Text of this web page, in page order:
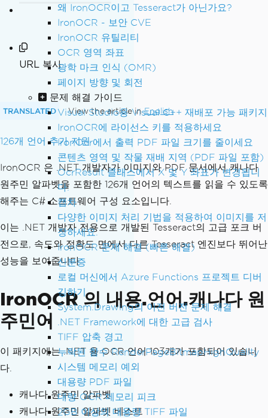
왜 IronOCR이고 Tesseract가 아닌가요?
IronOCR - 보안 CVE
IronOCR 유틸리티
OCR 영역 좌표
광학 마크 인식 (OMR)
페이지 방향 및 회전
문제 해결 가이드
Visual Studio용 Visual C++ 재배포 가능 패키지
IronOCR에 라이선스 키를 적용하세요
IronOcr에서 출력 PDF 파일 크기를 줄이세요
콘텐츠 영역 및 작물 재배 지역 (PDF 파일 포함)
OcrResult 클래스에서 X 및 Y 좌표가 변경됩니
다.
캡차
다양한 이미지 처리 기법을 적용하여 이미지를 저
장하세요.
IronOCR 문제 해결 (빠른 해결)
신분증
로컬 머신에서 Azure Functions 프로젝트 디버
깅하기
System.Drawing의 이전 버전 문제 해결
.NET Framework에 대한 고급 검사
TIFF 압축 경고
누락된 함수 RenderPageBitmapHighQuality
시스템 메모리 예외
대용량 PDF 파일
대량 OCR 메모리 피크
2GB 이상의 대용량 TIFF 파일
URL 복사
TRANSLATED View the article inEnglish
126개 언어 추가 지원
IronOCR 은 .NET 개발자가 이미지와 PDF 문서에서 캐나다
원주민 알파벳을 포함한 126개 언어의 텍스트를 읽을 수 있도록
해주는 C# 소프트웨어 구성 요소입니다.
이는 .NET 개발자 전용으로 개발된 Tesseract의 고급 포크 버
전으로, 속도와 정확도 면에서 다른 Tesseract 엔진보다 뛰어난
성능을 보여줍니다.
IronOCR 의 내용.언어.캐나다 원
주민어
이 패키지에는 .NET 용 OCR 언어 103개가 포함되어 있습니
다.
캐나다 원주민 알파벳
캐나다 원주민 알파벳 베스트